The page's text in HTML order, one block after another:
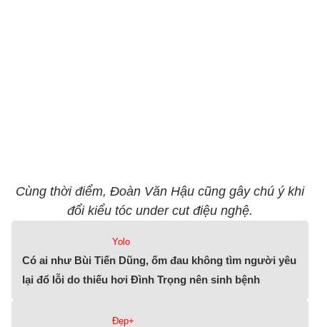
Cùng thời điểm, Đoàn Văn Hậu cũng gây chú ý khi
đổi kiểu tóc under cut điệu nghệ.
Yolo
Có ai như Bùi Tiến Dũng, ốm đau không tìm người yêu
lại đổ lỗi do thiếu hơi Đình Trọng nên sinh bệnh
Đẹp+